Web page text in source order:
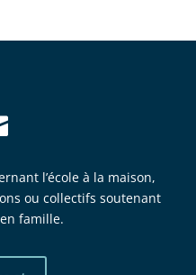
l’école à la maison,
ou collectifs soutenant
famille.